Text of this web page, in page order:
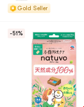
Gold Seller
-51%